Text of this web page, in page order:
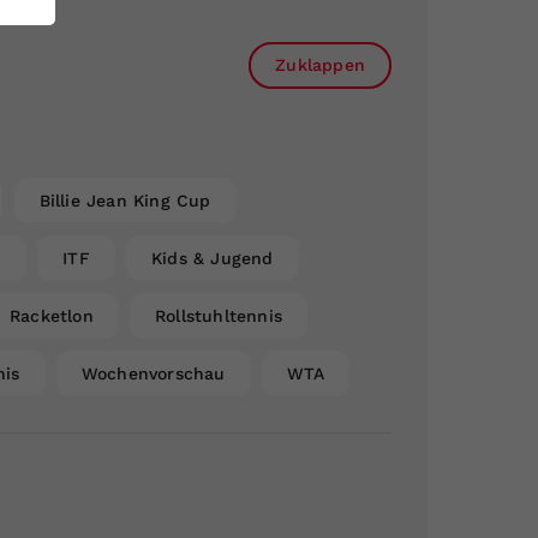
Zuklappen
Billie Jean King Cup
ITF Kids & Jugend
Racketlon Rollstuhltennis
Wochenvorschau WTA